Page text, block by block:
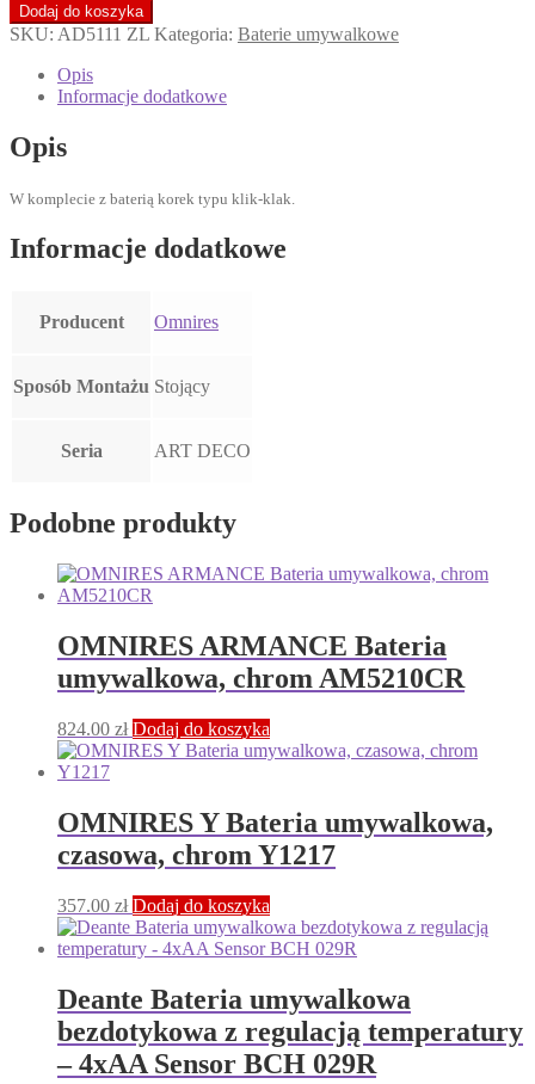
ART
DECO
Bateria
umywalkowa,
PVD
AD5111
Dodaj do koszyka
SKU: AD5111 ZL Kategoria: Baterie umywalkowe
Opis
Informacje dodatkowe
Opis
W komplecie z baterią korek typu klik-klak.
Informacje dodatkowe
Producent Omnires
Sposób Montażu Stojący
Seria ART DECO
Podobne produkty
OMNIRES ARMANCE Bateria
umywalkowa, chrom AM5210CR
824.00 zł Dodaj do koszyka
OMNIRES Y Bateria umywalkowa,
czasowa, chrom Y1217
357.00 zł Dodaj do koszyka
Deante Bateria umywalkowa
bezdotykowa z regulacją temperatury
– 4xAA Sensor BCH 029R